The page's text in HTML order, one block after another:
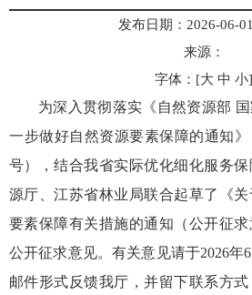
发布日期：2026-06-
来源：
字体：[大 中 小]
为深入贯彻落实《自然资源部
一步做好自然资源要素保障的通知》
号），结合我省实际优化细化服务
源厅、江苏省林业局联合起草了《
要素保障有关措施的通知（公开征
公开征求意见。有关意见请于2026年
邮件形式反馈我厅，并留下联系方